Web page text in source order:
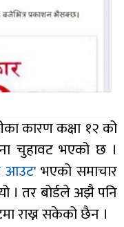
कारण कक्षा १२ को
चुहावट भएको छ ।
आउट' भएको समाचार
। तर बोर्डले अझै पनि
राख्न सकेको छैन ।